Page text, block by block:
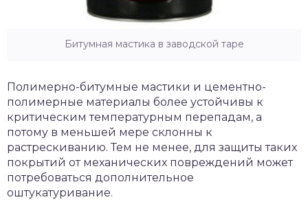
Битумная мастика в заводской таре
Полимерно-битумные мастики и цементно-
полимерные материалы более устойчивы к
критическим температурным перепадам, а
потому в меньшей мере склонны к
растрескиванию. Тем не менее, для защиты таких
покрытий от механических повреждений может
потребоваться дополнительное
оштукатуривание.